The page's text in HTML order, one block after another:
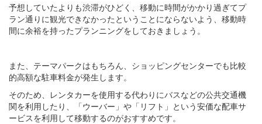
予想していたよりも渋滞がひどく、移動に時間がかかり過ぎてプ
ラン通りに観光できなかったということにならないよう、移動時
間に余裕を持ったプランニングをしておきましょう。
また、テーマパークはもちろん、ショッピングセンターでも比較
的高額な駐車料金が発生します。
そのため、レンタカーを使用する代わりにバスなどの公共交通機
関を利用したり、「ウーバー」や「リフト」という安価な配車サ
ービスを利用して移動するのがおすすめです。